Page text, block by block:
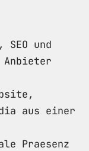
SEO und
Anbieter
aus einer
Praesenz